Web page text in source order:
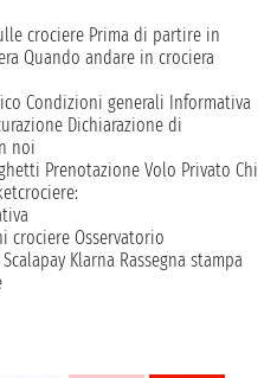
crociere Prima di partire in
Quando andare in crociera
Condizioni generali Informativa
Dichiarazione di
noi
Prenotazione Volo Privato Chi
crociere Osservatorio
Scalapay Klarna Rassegna stampa